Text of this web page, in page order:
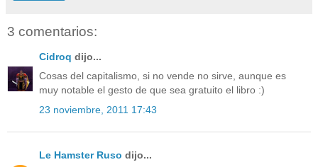
3 comentarios:
Cidroq dijo...
Cosas del capitalismo, si no vende no sirve, aunque es
muy notable el gesto de que sea gratuito el libro :)
23 noviembre, 2011 17:43
Le Hamster Ruso dijo...